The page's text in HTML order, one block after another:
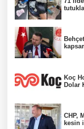
Koç
Dolar
CHP,
kesin